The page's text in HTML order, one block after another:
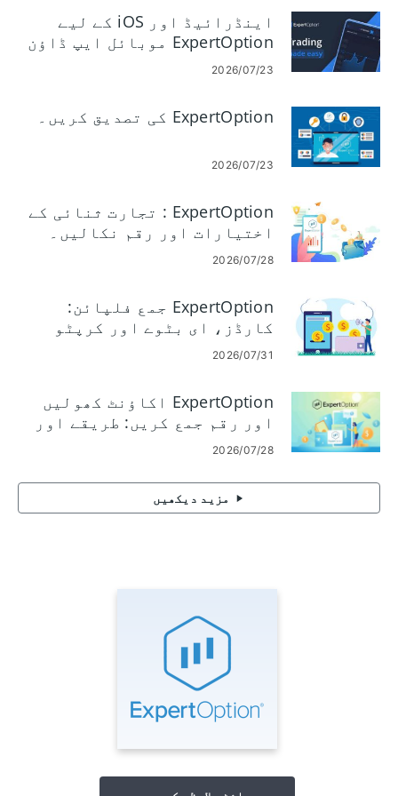
اینڈرائیڈ اور iOS کے لیے
ExpertOption موبائل ایپ ڈاؤن
لوڈ اور انسٹال کریں۔
2026/07/23
ExpertOption کی تصدیق کریں۔
2026/07/23
ExpertOption : تجارت ثنائی کے
اختیارات اور رقم نکالیں۔
2026/07/28
ExpertOption جمع فلپائن:
کارڈز، ای بٹوے اور کرپٹو
2026/07/31
ExpertOption اکاؤنٹ کھولیں
اور رقم جمع کریں: طریقے اور
حدود
2026/07/28
مزید دیکھیں